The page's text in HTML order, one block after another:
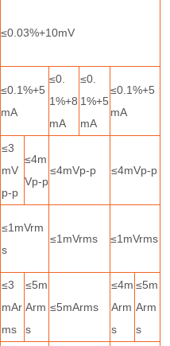
≤0.03%+10mV
≤0.1%+5
mA
≤0.
1%+8
mA
≤0.
1%+5
mA
≤0.1%+5
mA
≤3
mV
p-p
≤4m
Vp-p
≤4mVp-p ≤4mVp-p
≤1mVrm
s
≤1mVrms ≤1mVrms
≤3
mAr
ms
≤5m
Arm
s
≤5mArms
≤4m
Arm
s
≤5m
Arm
s